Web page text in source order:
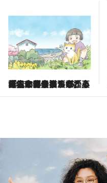
2026.3.13
【ライオン夫婦】オスの象徴・たてがみを病気で失っても添い遂げる、19歳のトムとサナの穏やかな毎日